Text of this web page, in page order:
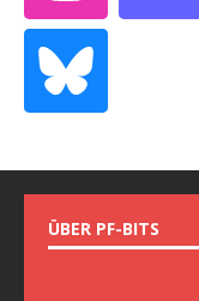
ÜBER PF-BITS